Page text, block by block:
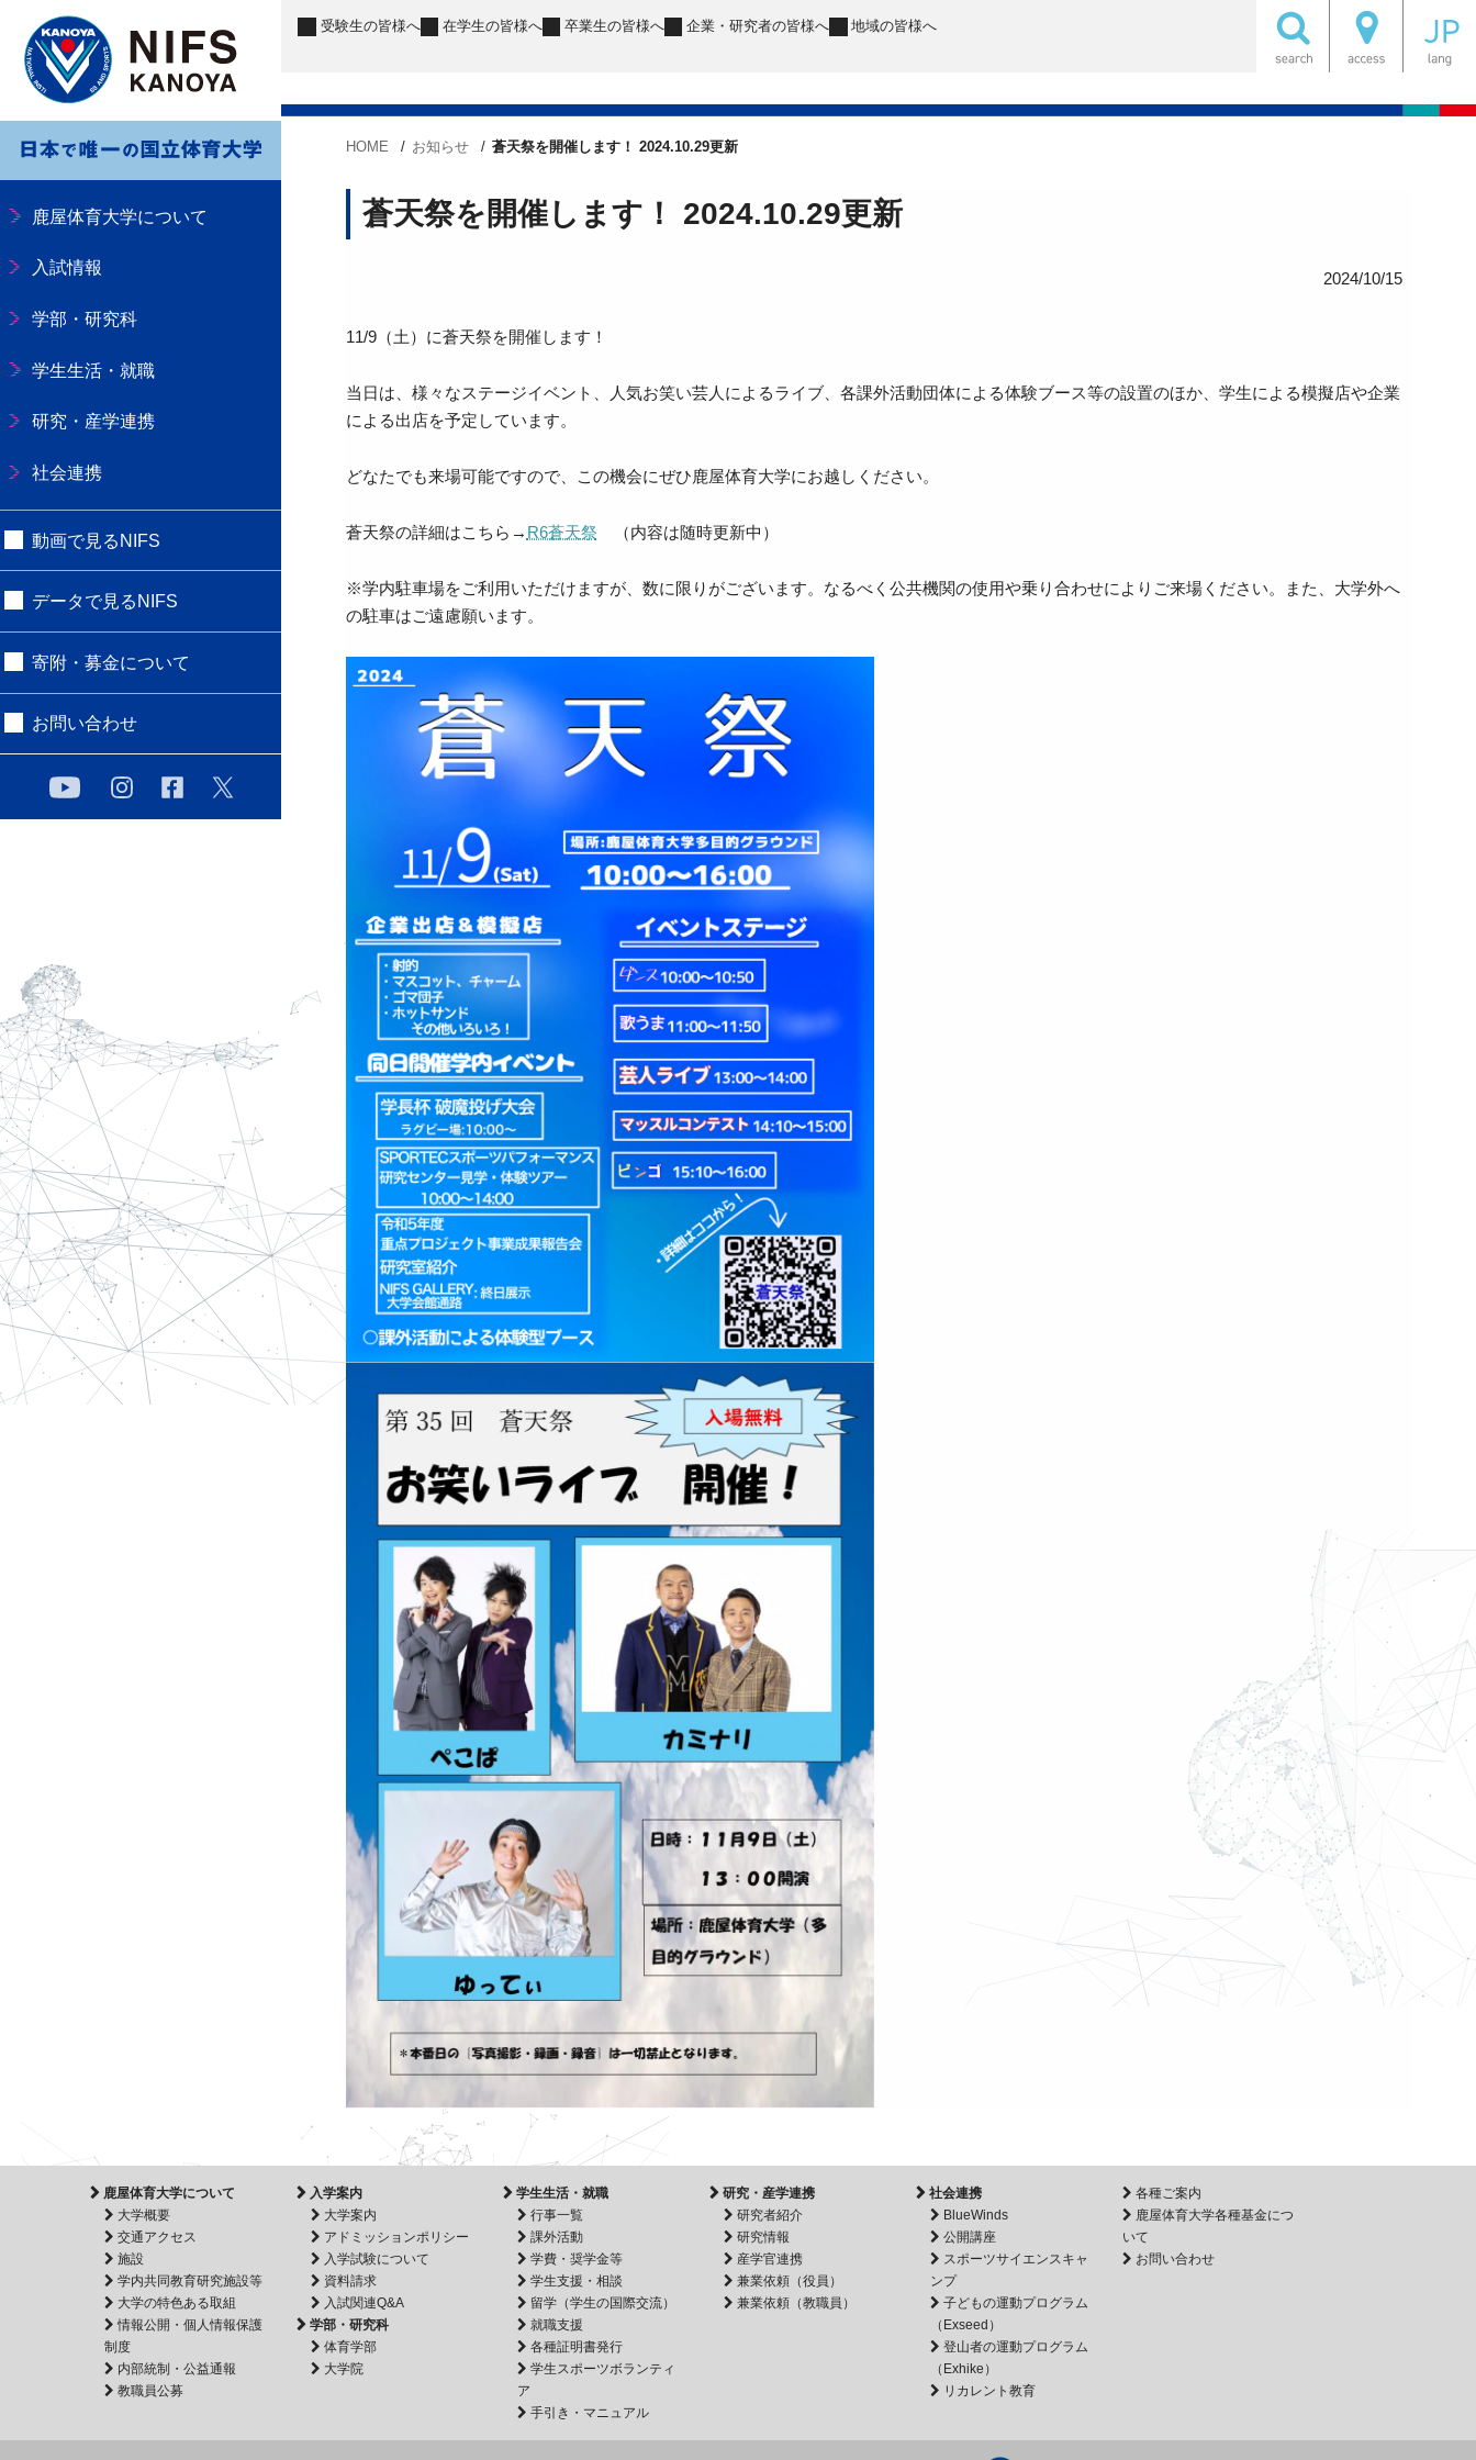
鹿屋体育大学について
入試情報
学部・研究科
学生生活・就職
研究・産学連携
社会連携
動画で見るNIFS
データで見るNIFS
寄附・募金について
お問い合わせ
受験生の皆様へ 在学生の皆様へ 卒業生の皆様へ 企業・研究者の皆様へ 地域の皆様へ
HOME お知らせ 蒼天祭を開催します！ 2024.10.29更新
蒼天祭を開催します！ 2024.10.29更新
2024/10/15
11/9（土）に蒼天祭を開催します！
当日は、様々なステージイベント、人気お笑い芸人によるライブ、各課外活動団体による体験ブース等の設置のほか、学生による模擬店や企業
による出店を予定しています。
どなたでも来場可能ですので、この機会にぜひ鹿屋体育大学にお越しください。
蒼天祭の詳細はこちら→ R6蒼天祭 （内容は随時更新中）
※学内駐車場をご利用いただけますが、数に限りがございます。なるべく公共機関の使用や乗り合わせによりご来場ください。また、大学外へ
の駐車はご遠慮願います。
鹿屋体育大学について
大学概要
交通アクセス
施設
学内共同教育研究施設等
大学の特色ある取組
情報公開・個人情報保護
制度
内部統制・公益通報
教職員公募
入学案内
大学案内
アドミッションポリシー
入学試験について
資料請求
入試関連Q&A
学部・研究科
体育学部
大学院
学生生活・就職
行事一覧
課外活動
学費・奨学金等
学生支援・相談
留学（学生の国際交流）
就職支援
各種証明書発行
学生スポーツボランティ
ア
手引き・マニュアル
研究・産学連携
研究者紹介
研究情報
産学官連携
兼業依頼（役員）
兼業依頼（教職員）
社会連携
BlueWinds
公開講座
スポーツサイエンスキャ
ンプ
子どもの運動プログラム
（Exseed）
登山者の運動プログラム
（Exhike）
リカレント教育
各種ご案内
鹿屋体育大学各種基金につ
いて
お問い合わせ